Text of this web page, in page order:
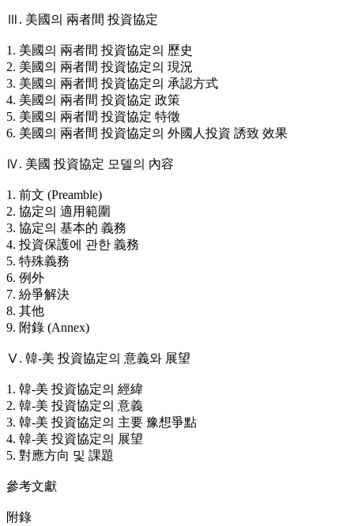
Ⅲ. 美國의 兩者間 投資協定
1. 美國의 兩者間 投資協定의 歷史
2. 美國의 兩者間 投資協定의 現況
3. 美國의 兩者間 投資協定의 承認方式
4. 美國의 兩者間 投資協定 政策
5. 美國의 兩者間 投資協定 特徵
6. 美國의 兩者間 投資協定의 外國人投資 誘致 效果
Ⅳ. 美國 投資協定 모델의 內容
1. 前文 (Preamble)
2. 協定의 適用範圍
3. 協定의 基本的 義務
4. 投資保護에 관한 義務
5. 特殊義務
6. 例外
7. 紛爭解決
8. 其他
9. 附錄 (Annex)
Ⅴ. 韓-美 投資協定의 意義와 展望
1. 韓-美 投資協定의 經緯
2. 韓-美 投資協定의 意義
3. 韓-美 投資協定의 主要 豫想爭點
4. 韓-美 投資協定의 展望
5. 對應方向 및 課題
參考文獻
附錄